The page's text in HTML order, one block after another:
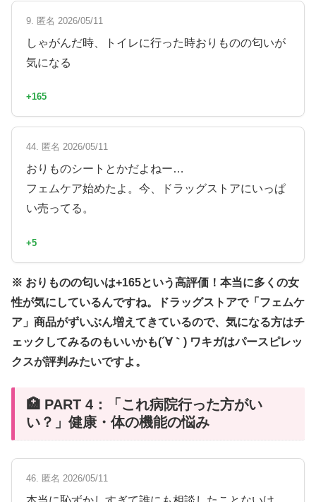
9. 匿名 2026/05/11
しゃがんだ時、トイレに行った時おりものの匂いが
気になる
+165
44. 匿名 2026/05/11
おりものシートとかだよねー…
フェムケア始めたよ。今、ドラッグストアにいっぱ
い売ってる。
+5
※ おりものの匂いは+165という高評価！本当に多くの女
性が気にしているんですね。ドラッグストアで「フェムケ
ア」商品がずいぶん増えてきているので、気になる方はチ
ェックしてみるのもいいかも(´∀｀) ワキガはパースピレッ
クスが評判みたいですよ。
🏥 PART 4：「これ病院行った方がい
い？」健康・体の機能の悩み
46. 匿名 2026/05/11